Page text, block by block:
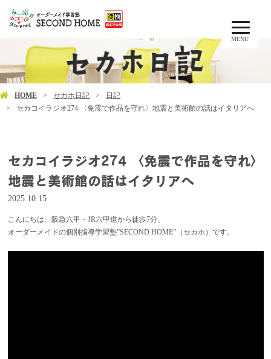
MENU
HOME セカホ日記
日記
セカコイラジオ274 〈免震で作品を守れ〉地震と美術館の話はイタリアへ
セカコイラジオ274 〈免震で作品を守れ〉
地震と美術館の話はイタリアへ
2025.10.15
こんにちは、阪急六甲・JR六甲道から徒歩7分、
オーダーメイドの個別指導学習塾”SECOND HOME”（セカホ）です。